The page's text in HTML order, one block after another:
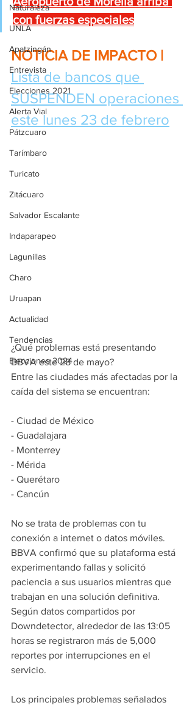
Naturaleza
UNLA
Apatzingán
Entrevista
Elecciones 2021
Alerta Vial
Pátzcuaro
Tarímbaro
Turicato
Zitácuaro
Salvador Escalante
Indaparapeo
Lagunillas
Charo
Uruapan
Actualidad
Tendencias
Elecciones 2024
con fuerzas especiales
NOTICIA DE IMPACTO |
Lista de bancos que
SUSPENDEN operaciones
este lunes 23 de febrero
¿Qué problemas está presentando
BBVA este 28 de mayo?
Entre las ciudades más afectadas por la
caída del sistema se encuentran:
- Ciudad de México
- Guadalajara
- Monterrey
- Mérida
- Querétaro
- Cancún
No se trata de problemas con tu
conexión a internet o datos móviles.
BBVA confirmó que su plataforma está
experimentando fallas y solicitó
paciencia a sus usuarios mientras que
trabajan en una solución definitiva.
Según datos compartidos por
Downdetector, alrededor de las 13:05
horas se registraron más de 5,000
reportes por interrupciones en el
servicio.
Los principales problemas señalados